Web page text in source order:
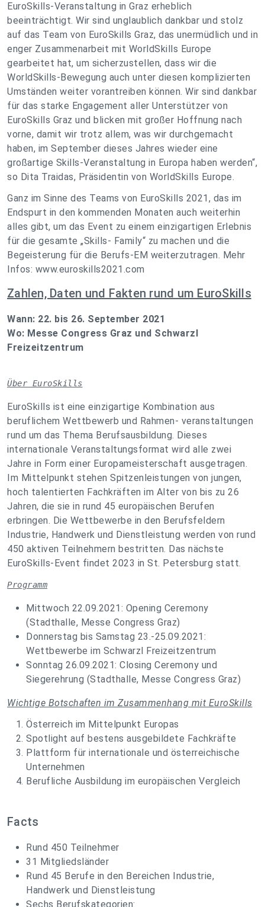
EuroSkills-Veranstaltung in Graz erheblich
beeinträchtigt. Wir sind unglaublich dankbar und stolz
auf das Team von EuroSkills Graz, das unermüdlich und in
enger Zusammenarbeit mit WorldSkills Europe
gearbeitet hat, um sicherzustellen, dass wir die
WorldSkills-Bewegung auch unter diesen komplizierten
Umständen weiter vorantreiben können. Wir sind dankbar
für das starke Engagement aller Unterstützer von
EuroSkills Graz und blicken mit großer Hoffnung nach
vorne, damit wir trotz allem, was wir durchgemacht
haben, im September dieses Jahres wieder eine
großartige Skills-Veranstaltung in Europa haben werden“,
so Dita Traidas, Präsidentin von WorldSkills Europe.
Ganz im Sinne des Teams von EuroSkills 2021, das im
Endspurt in den kommenden Monaten auch weiterhin
alles gibt, um das Event zu einem einzigartigen Erlebnis
für die gesamte „Skills- Family“ zu machen und die
Begeisterung für die Berufs-EM weiterzutragen. Mehr
Infos: www.euroskills2021.com
Zahlen, Daten und Fakten rund um EuroSkills
Wann: 22. bis 26. September 2021
Wo: Messe Congress Graz und Schwarzl
Freizeitzentrum
Über EuroSkills
EuroSkills ist eine einzigartige Kombination aus
beruflichem Wettbewerb und Rahmen- veranstaltungen
rund um das Thema Berufsausbildung. Dieses
internationale Veranstaltungsformat wird alle zwei
Jahre in Form einer Europameisterschaft ausgetragen.
Im Mittelpunkt stehen Spitzenleistungen von jungen,
hoch talentierten Fachkräften im Alter von bis zu 26
Jahren, die sie in rund 45 europäischen Berufen
erbringen. Die Wettbewerbe in den Berufsfeldern
Industrie, Handwerk und Dienstleistung werden von rund
450 aktiven Teilnehmern bestritten. Das nächste
EuroSkills-Event findet 2023 in St. Petersburg statt.
Programm
Mittwoch 22.09.2021: Opening Ceremony
(Stadthalle, Messe Congress Graz)
Donnerstag bis Samstag 23.-25.09.2021:
Wettbewerbe im Schwarzl Freizeitzentrum
Sonntag 26.09.2021: Closing Ceremony und
Siegerehrung (Stadthalle, Messe Congress Graz)
Wichtige Botschaften im Zusammenhang mit EuroSkills
Österreich im Mittelpunkt Europas
Spotlight auf bestens ausgebildete Fachkräfte
Plattform für internationale und österreichische
Unternehmen
Berufliche Ausbildung im europäischen Vergleich
Facts
Rund 450 Teilnehmer
31 Mitgliedsländer
Rund 45 Berufe in den Bereichen Industrie,
Handwerk und Dienstleistung
Sechs Berufskategorien: